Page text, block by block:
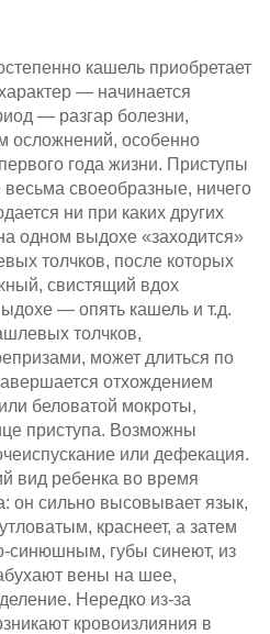
кашель приобретает
— начинается
— разгар болезни,
осложнений, особенно
года жизни. Приступы
своеобразные, ничего
ни при каких других
одном выдохе «заходится»
толчков, после которых
свистящий вдох
— опять кашель и т.д.
толчков,
может длиться по
отхождением
беловатой мокроты,
приступа. Возможны
или дефекация.
вид ребенка во время
он сильно высовывает язык,
краснеет, а затем
синюшным, губы синеют, из
вены на шее,
Нередко из-за
кровоизлияния в